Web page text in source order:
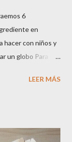
6
en
hacer con niños y
un globo Para
Por un lado
y sobre una
LEER MÁS